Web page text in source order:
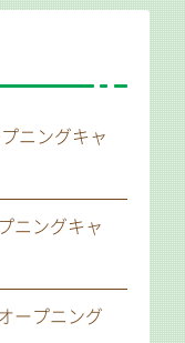
ニングキャ
ニングキャ
ープニング